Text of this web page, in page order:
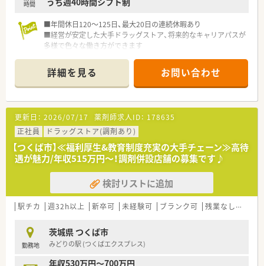
時間
■年間休日120～125日、最大20日の連続休暇あり
■経営が安定した大手ドラッグストア、将来的なキャリアパスが
多様で色々な働き方ができます
詳細を見る お問い合わせ
更新日： 2026/07/17 薬剤師求人ID： 178635
正社員
ドラッグストア(調剤あり)
【つくば市】≪福利厚生&教育制度充実の大手チェーン≫高待
遇が魅力/年収515万円～！調剤併設店舗の募集です♪
検討リストに追加
駅チカ 週32h以上 新卒可 未経験可 ブランク可 残業なし(ほぼなし含む)
勤務地
茨城県 つくば市
みどりの駅 (つくばエクスプレス)
年収530万円～700万円